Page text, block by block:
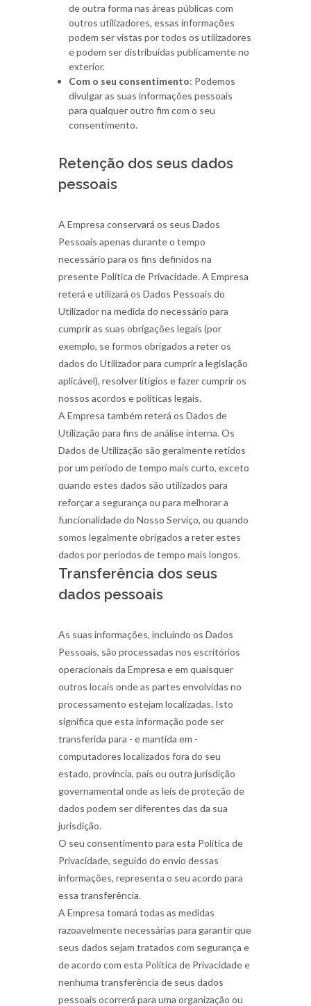
de outra forma nas áreas públicas com
outros utilizadores, essas informações
podem ser vistas por todos os utilizadores
e podem ser distribuídas publicamente no
exterior.
Com o seu consentimento: Podemos
divulgar as suas informações pessoais
para qualquer outro fim com o seu
consentimento.
Retenção dos seus dados
pessoais
A Empresa conservará os seus Dados
Pessoais apenas durante o tempo
necessário para os fins definidos na
presente Política de Privacidade. A Empresa
reterá e utilizará os Dados Pessoais do
Utilizador na medida do necessário para
cumprir as suas obrigações legais (por
exemplo, se formos obrigados a reter os
dados do Utilizador para cumprir a legislação
aplicável), resolver litígios e fazer cumprir os
nossos acordos e políticas legais.
A Empresa também reterá os Dados de
Utilização para fins de análise interna. Os
Dados de Utilização são geralmente retidos
por um período de tempo mais curto, exceto
quando estes dados são utilizados para
reforçar a segurança ou para melhorar a
funcionalidade do Nosso Serviço, ou quando
somos legalmente obrigados a reter estes
dados por períodos de tempo mais longos.
Transferência dos seus
dados pessoais
As suas informações, incluindo os Dados
Pessoais, são processadas nos escritórios
operacionais da Empresa e em quaisquer
outros locais onde as partes envolvidas no
processamento estejam localizadas. Isto
significa que esta informação pode ser
transferida para - e mantida em -
computadores localizados fora do seu
estado, província, país ou outra jurisdição
governamental onde as leis de proteção de
dados podem ser diferentes das da sua
jurisdição.
O seu consentimento para esta Política de
Privacidade, seguido do envio dessas
informações, representa o seu acordo para
essa transferência.
A Empresa tomará todas as medidas
razoavelmente necessárias para garantir que
seus dados sejam tratados com segurança e
de acordo com esta Política de Privacidade e
nenhuma transferência de seus dados
pessoais ocorrerá para uma organização ou